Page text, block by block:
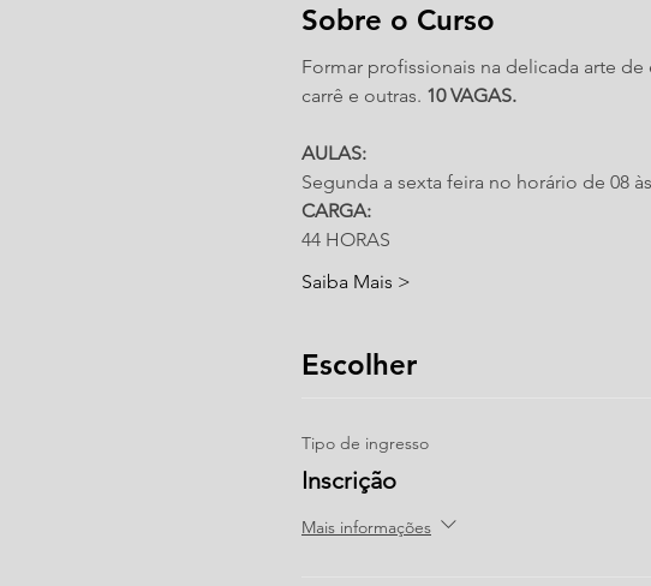
Sobre o Curso
Formar profissionais na delicada arte de
carrê e outras. 10 VAGAS.
AULAS:
Segunda a sexta feira no horário de 08
CARGA:
44 HORAS
Saiba Mais >
Escolher
Tipo de ingresso
Inscrição
Mais informações